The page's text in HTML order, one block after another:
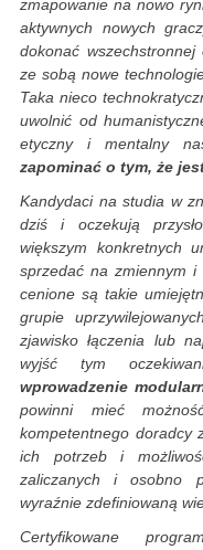
zmapowanie na nowo
aktywnych nowych
dokonać
ze sobą nowe
Taka nieco
uwolnić od
etyczny i mentalny
zapominać o tym, że
Kandydaci na studia w
dziś i oczekują
większym konkretnych
sprzedać na zmiennym i
cenione są takie
grupie
zjawisko łączenia lub
wyjść tym
wprowadzenie
powinni mieć
kompetentnego doradcy
ich potrzeb i
zaliczanych i osobno
wyraźnie zdefiniowaną
Certyfikowane